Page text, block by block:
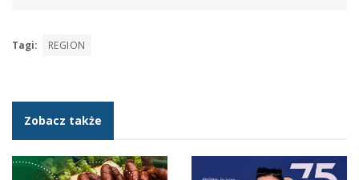
Tagi: REGION
Zobacz także